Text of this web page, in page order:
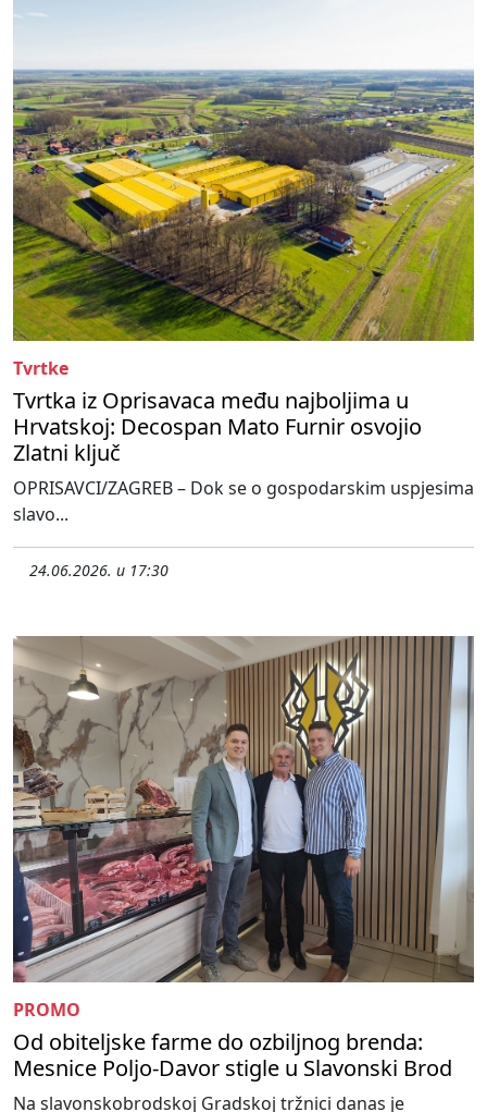
Tvrtke
Tvrtka iz Oprisavaca među najboljima u
Hrvatskoj: Decospan Mato Furnir osvojio
Zlatni ključ
OPRISAVCI/ZAGREB – Dok se o gospodarskim uspjesima
slavo...
24.06.2026. u 17:30
PROMO
Od obiteljske farme do ozbiljnog brenda:
Mesnice Poljo-Davor stigle u Slavonski Brod
Na slavonskobrodskoj Gradskoj tržnici danas je